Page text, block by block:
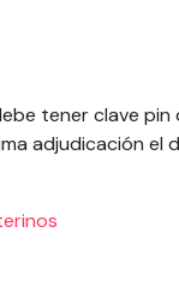
debe tener clave
adjudicación el